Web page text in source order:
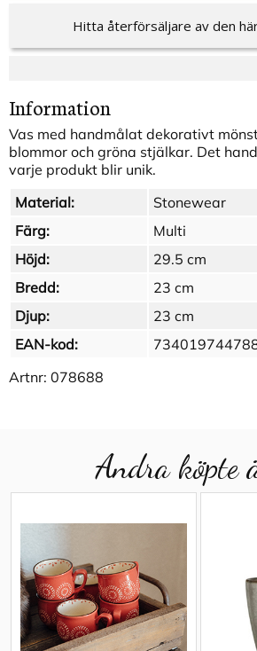
Hitta återförsäljare av den
Information
Vas med handmålat dekorativt
blommor och gröna stjälkar. Det
varje produkt blir unik.
Material:
Stonewear
Färg:
Multi
Höjd:
29.5 cm
Bredd:
23 cm
Djup:
23 cm
EAN-kod:
Artnr: 078688
Andra köpte